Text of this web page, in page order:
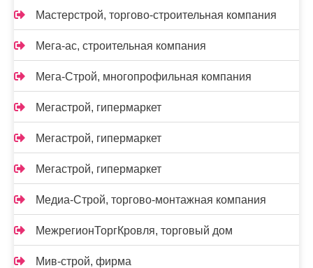
Мастерстрой, торгово-строительная компания
Мега-ас, строительная компания
Мега-Строй, многопрофильная компания
Мегастрой, гипермаркет
Мегастрой, гипермаркет
Мегастрой, гипермаркет
Медиа-Строй, торгово-монтажная компания
МежрегионТоргКровля, торговый дом
Мив-строй, фирма